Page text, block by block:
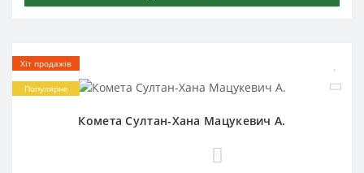
Хіт продажів
Популярне
Комета Султан-Хана Мацукевич А.